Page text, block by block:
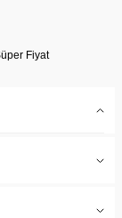
Fiyat